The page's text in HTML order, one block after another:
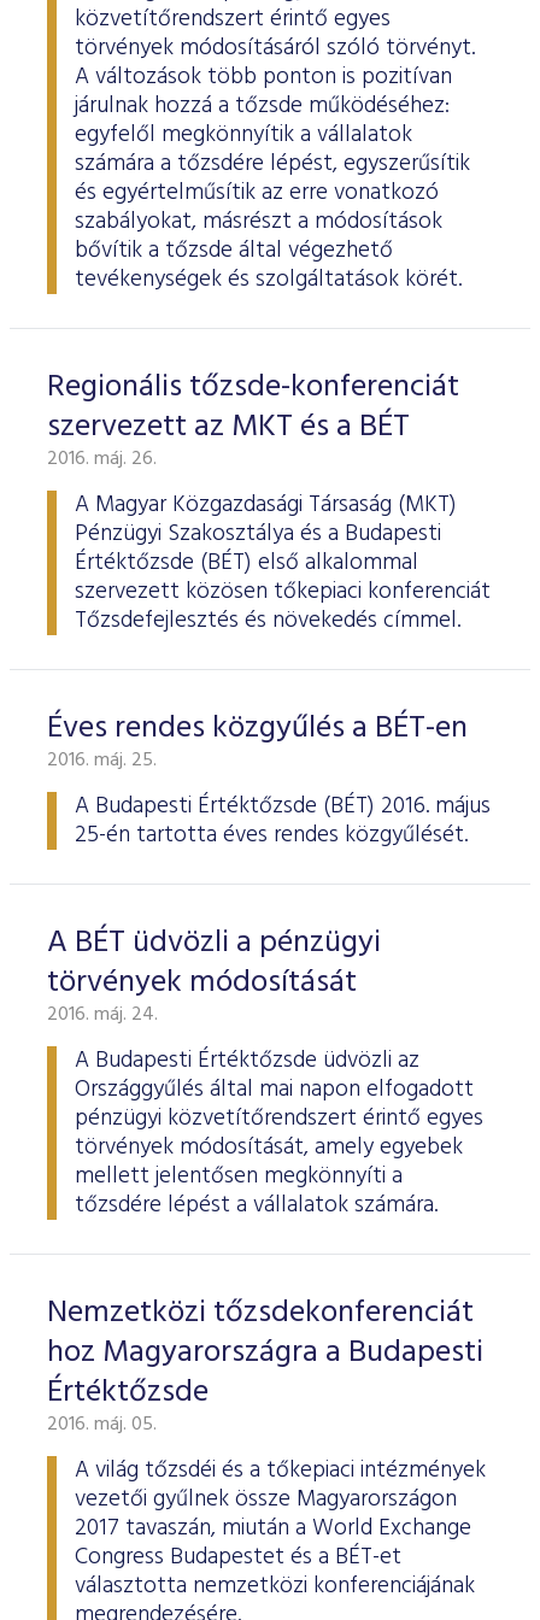
ESG Útmutató
közvetítőrendszert érintő egyes
törvények módosításáról szóló törvényt.
A változások több ponton is pozitívan
járulnak hozzá a tőzsde működéséhez:
egyfelől megkönnyítik a vállalatok
számára a tőzsdére lépést, egyszerűsítik
és egyértelműsítik az erre vonatkozó
szabályokat, másrészt a módosítások
bővítik a tőzsde által végezhető
tevékenységek és szolgáltatások körét.
Regionális tőzsde-konferenciát
szervezett az MKT és a BÉT
2016. máj. 26.
A Magyar Közgazdasági Társaság (MKT)
Pénzügyi Szakosztálya és a Budapesti
Értéktőzsde (BÉT) első alkalommal
szervezett közösen tőkepiaci konferenciát
Tőzsdefejlesztés és növekedés címmel.
Éves rendes közgyűlés a BÉT-en
2016. máj. 25.
A Budapesti Értéktőzsde (BÉT) 2016. május
25-én tartotta éves rendes köz­gyűlését.
A BÉT üdvözli a pénzügyi
törvények módosítását
2016. máj. 24.
A Budapesti Értéktőzsde üdvözli az
Országgyűlés által mai napon elfogadott
pénzügyi közvetítőrendszert érintő egyes
törvények módosítását, amely egyebek
mellett jelentősen megkönnyíti a
tőzsdére lépést a vállalatok számára.
Nemzetközi tőzsdekonferenciát
hoz Magyarországra a Budapesti
Értéktőzsde
2016. máj. 05.
A világ tőzsdéi és a tőkepiaci intézmények
vezetői gyűlnek össze Magyarországon
2017 tavaszán, miután a World Exchange
Congress Budapestet és a BÉT-et
választotta nemzetközi konferenciájának